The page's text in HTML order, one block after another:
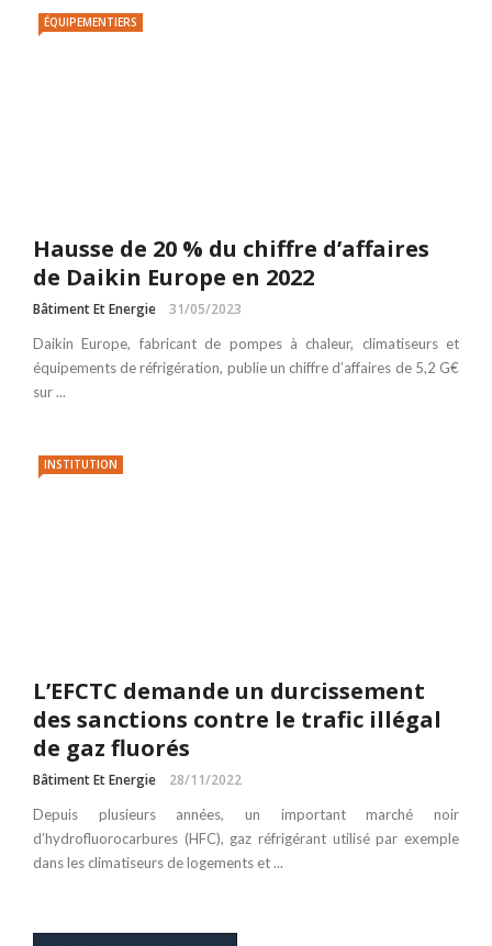
ÉQUIPEMENTIERS
Hausse de 20 % du chiffre d’affaires
de Daikin Europe en 2022
Bâtiment Et Energie 31/05/2023
Daikin Europe, fabricant de pompes à chaleur, climatiseurs et
équipements de réfrigération, publie un chiffre d’affaires de 5,2 G€
sur ...
INSTITUTION
L’EFCTC demande un durcissement
des sanctions contre le trafic illégal
de gaz fluorés
Bâtiment Et Energie 28/11/2022
Depuis plusieurs années, un important marché noir
d’hydrofluorocarbures (HFC), gaz réfrigérant utilisé par exemple
dans les climatiseurs de logements et ...